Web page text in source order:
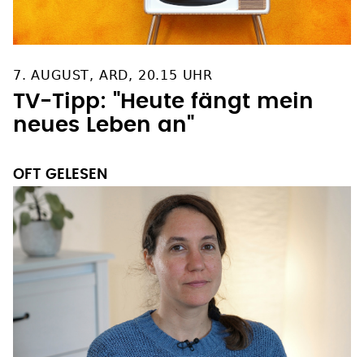
7. AUGUST, ARD, 20.15 UHR
TV-Tipp: "Heute fängt mein
neues Leben an"
OFT GELESEN